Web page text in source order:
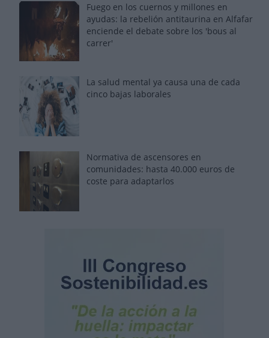
Fuego en los cuernos y millones en
ayudas: la rebelión antitaurina en Alfafar
enciende el debate sobre los 'bous al
carrer'
La salud mental ya causa una de cada
cinco bajas laborales
Normativa de ascensores en
comunidades: hasta 40.000 euros de
coste para adaptarlos